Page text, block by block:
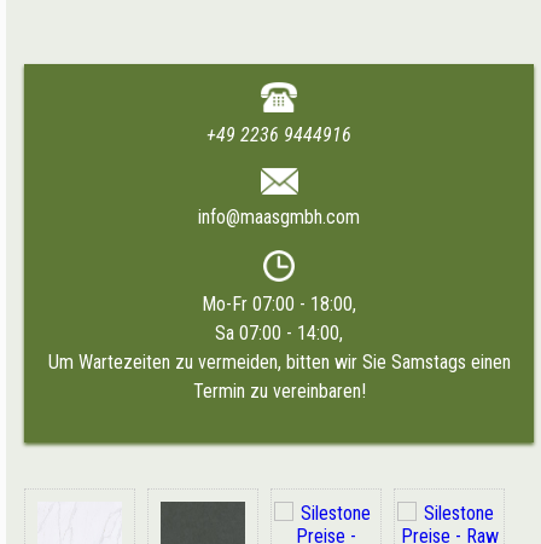
+49 2236 9444916
info@maasgmbh.com
Mo-Fr 07:00 - 18:00,
Sa 07:00 - 14:00,
Um Wartezeiten zu vermeiden, bitten wir Sie Samstags einen
Termin zu vereinbaren!